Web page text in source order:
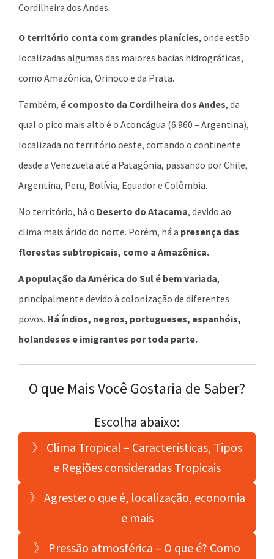
Cordilheira dos Andes.
O território conta com grandes planícies, onde estão
localizadas algumas das maiores bacias hidrográficas,
como Amazônica, Orinoco e da Prata.
Também, é composto da Cordilheira dos Andes, da
qual o pico mais alto é o Aconcágua (6.960 – Argentina),
localizada no território oeste, cortando o continente
desde a Venezuela até a Patagônia, passando por Chile,
Argentina, Peru, Bolívia, Equador e Colômbia.
No território, há o Deserto do Atacama, devido ao
clima mais árido do norte. Porém, há a presença das
florestas subtropicais, como a Amazônica.
A população da América do Sul é bem variada,
principalmente devido à colonização de diferentes
povos. Há índios, negros, portugueses, espanhóis,
holandeses e imigrantes por toda parte.
O que Mais Você Gostaria de Saber?
Escolha abaixo:
》 Clima Tropical – Características, Tipos
e Regiões consideradas Tropicais
》 Agreste: o que é, localização, economia
e mais
》 Pressão atmosférica – O que é? Como